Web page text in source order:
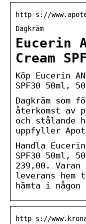
http s://
Dagkräm
Eucerin
Cream
Köp Eucerin
SPF30 50ml,
Dagkräm som
återkomst av
och stålande
uppfyller
Handla Eucerin
SPF30 50ml,
239,00.
leverans
hämta i
http s://